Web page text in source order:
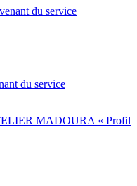
du service